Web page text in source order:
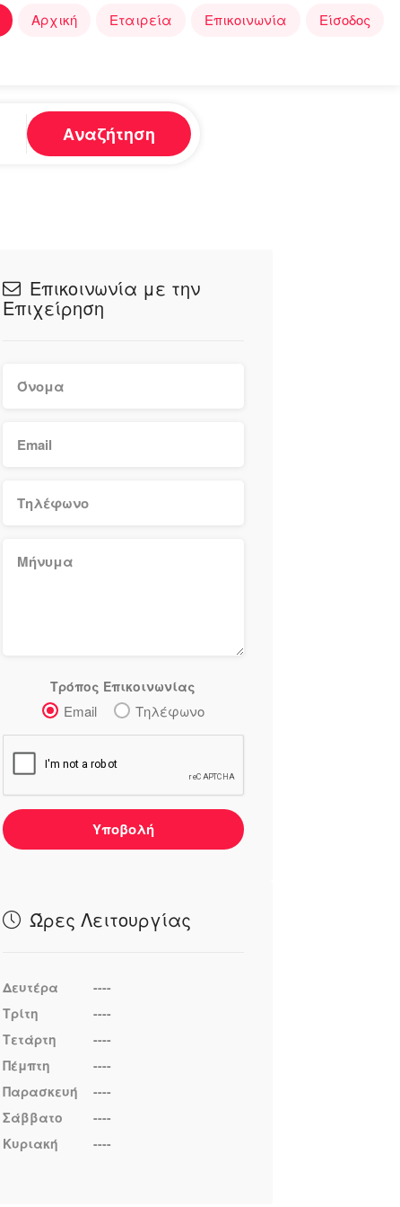
Αρχική Εταιρεία Επικοινωνία Είσοδος
Αναζήτηση
Επικοινωνία με την
Επιχείρηση
Τρόπος Επικοινωνίας
Email Τηλέφωνο
Υποβολή
Ώρες Λειτουργίας
Δευτέρα
----
Τρίτη
----
Τετάρτη
----
Πέμπτη
----
Παρασκευή
----
Σάββατο
----
Κυριακή
----